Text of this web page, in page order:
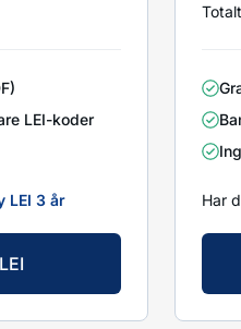
LEI-koder
LEI 3 år Har